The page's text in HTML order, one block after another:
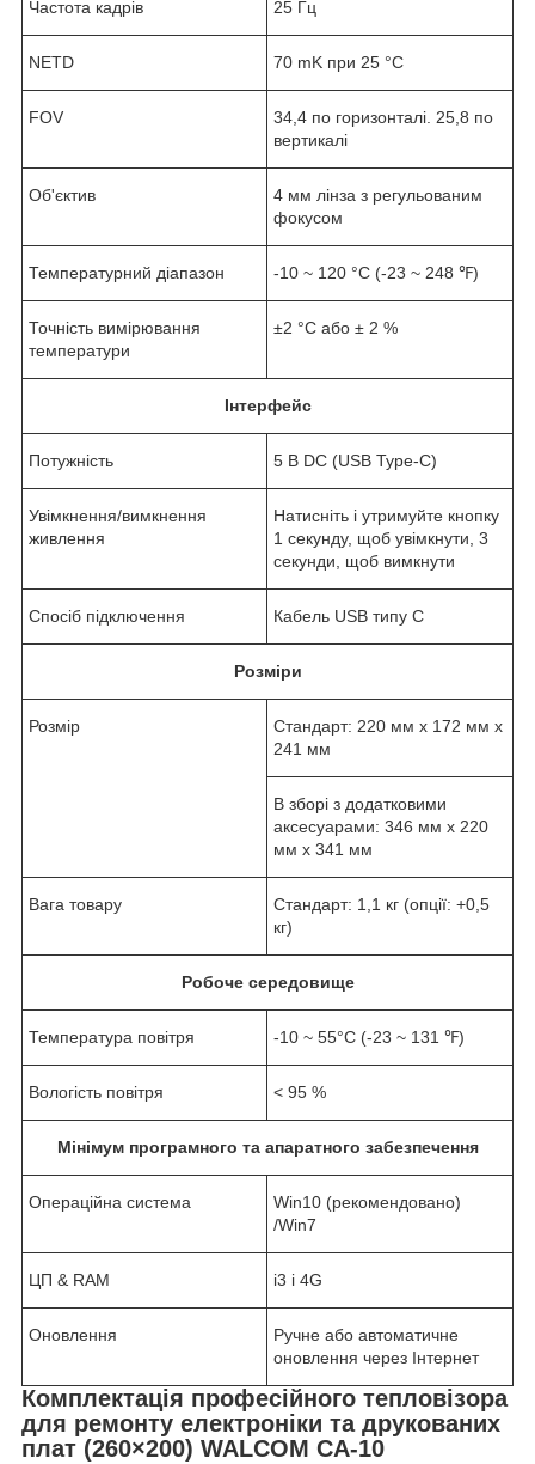
Частота кадрів 25 Гц
NETD 70 mK при 25 °C
FOV
34,4 по горизонталі. 25,8 по
вертикалі
Об'єктив
4 мм лінза з регульованим
фокусом
Температурний діапазон -10 ~ 120 °С (-23 ~ 248 ℉)
Точність вимірювання
температури
±2 °С або ± 2 %
Інтерфейс
Потужність 5 В DC (USB Type-C)
Увімкнення/вимкнення
живлення
Натисніть і утримуйте кнопку
1 секунду, щоб увімкнути, 3
секунди, щоб вимкнути
Спосіб підключення Кабель USB типу C
Розміри
Розмір
Стандарт: 220 мм x 172 мм x
241 мм
В зборі з додатковими
аксесуарами: 346 мм x 220
мм x 341 мм
Вага товару
Стандарт: 1,1 кг (опції: +0,5
кг)
Робоче середовище
Температура повітря -10 ~ 55°С (-23 ~ 131 ℉)
Вологість повітря < 95 %
Мінімум програмного та апаратного забезпечення
Операційна система
Win10 (рекомендовано)
/Win7
ЦП & RAM i3 і 4G
Оновлення
Ручне або автоматичне
оновлення через Інтернет
Комплектація професійного тепловізора
для ремонту електроніки та друкованих
плат (260×200) WALCOM CA-10